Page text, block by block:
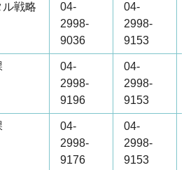
ル戦略
04-
2998-
9036
04-
2998-
9153
04-
2998-
9196
04-
2998-
9153
04-
2998-
9176
04-
2998-
9153